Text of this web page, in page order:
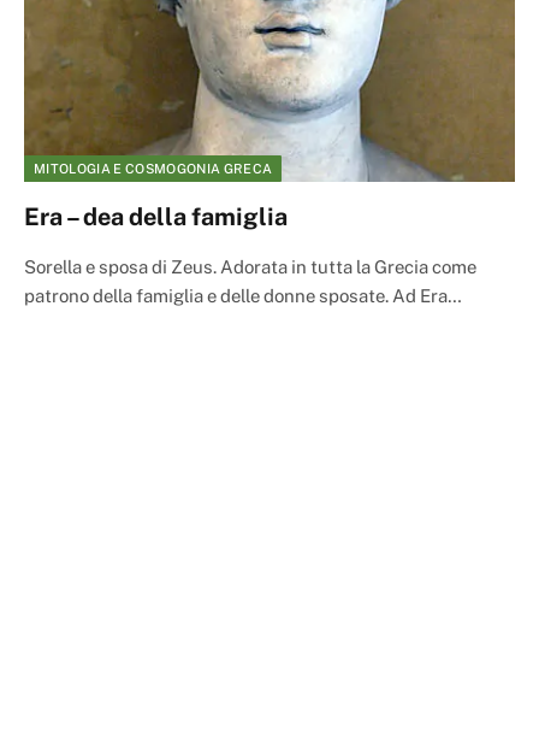
MITOLOGIA E COSMOGONIA GRECA
Era – dea della famiglia
Sorella e sposa di Zeus. Adorata in tutta la Grecia come
patrono della famiglia e delle donne sposate. Ad Era…